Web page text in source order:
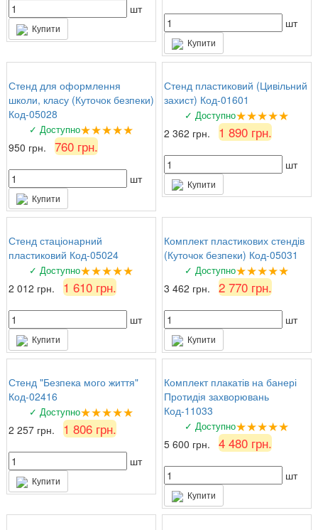
шт
Купити шт
Купити
Стенд для оформлення
школи, класу (Куточок безпеки)
Код-05028
✓ Доступно★★★★★
950 грн. 760 грн.
шт
Купити
Стенд пластиковий (Цивільний
захист) Код-01601
✓ Доступно★★★★★
2 362 грн. 1 890 грн.
шт
Купити
Стенд стаціонарний
пластиковий Код-05024
✓ Доступно★★★★★
2 012 грн. 1 610 грн.
шт
Купити
Комплект пластикових стендів
(Куточок безпеки) Код-05031
✓ Доступно★★★★★
3 462 грн. 2 770 грн.
шт
Купити
Стенд "Безпека мого життя"
Код-02416
✓ Доступно★★★★★
2 257 грн. 1 806 грн.
шт
Купити
Комплект плакатів на банері
Протидія захворювань
Код-11033
✓ Доступно★★★★★
5 600 грн. 4 480 грн.
шт
Купити